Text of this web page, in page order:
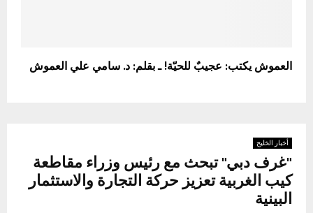
العموش يكتب: عجيبٌ للحيّة! ـ بقلم: د. سامي علي العموش
أخبار الخليج
"غرف دبي" تبحث مع رئيس وزراء مقاطعة
كيب الغربية تعزيز حركة التجارة والاستثمار
البينية